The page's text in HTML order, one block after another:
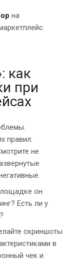
на
как
при
правил:
не
он
Есть ли у
скриншоты
в
чек и